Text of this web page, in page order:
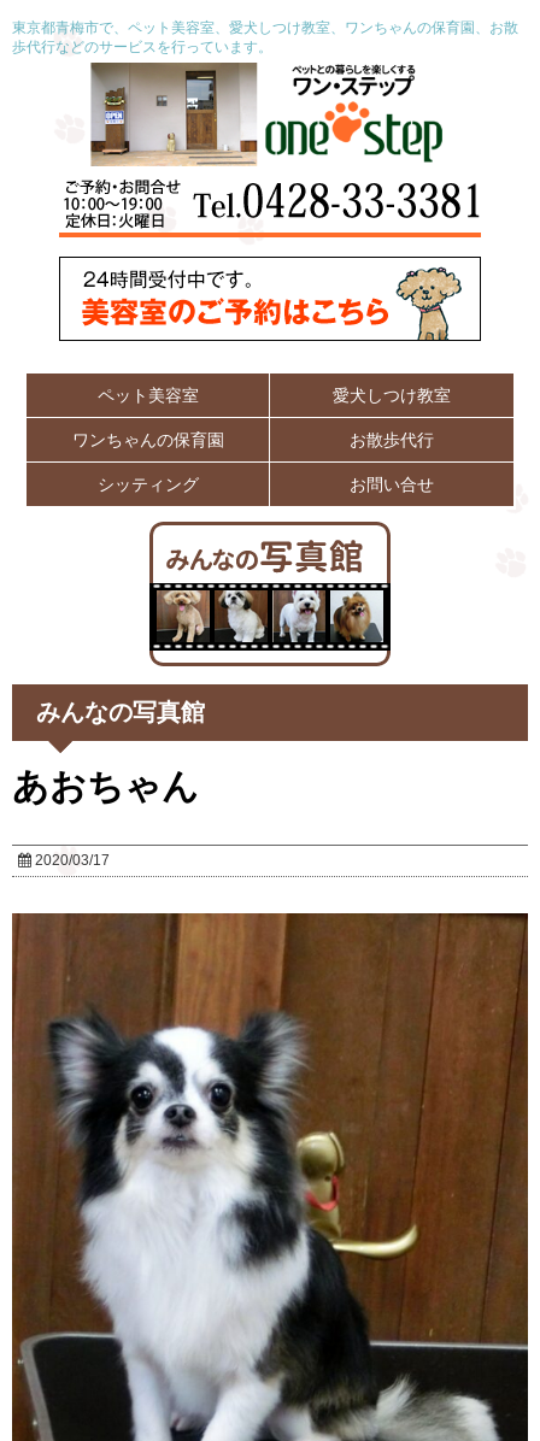
東京都青梅市で、ペット美容室、愛犬しつけ教室、ワンちゃんの保育園、お散
歩代行などのサービスを行っています。
ペット美容室 愛犬しつけ教室
ワンちゃんの保育園 お散歩代行
シッティング お問い合せ
みんなの写真館
あおちゃん
2020/03/17